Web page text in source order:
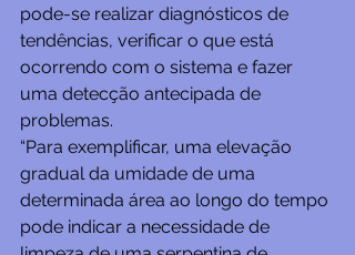
pode-se realizar diagnósticos de
tendências, verificar o que está
ocorrendo com o sistema e fazer
uma detecção antecipada de
problemas.
“Para exemplificar, uma elevação
gradual da umidade de uma
determinada área ao longo do tempo
pode indicar a necessidade de